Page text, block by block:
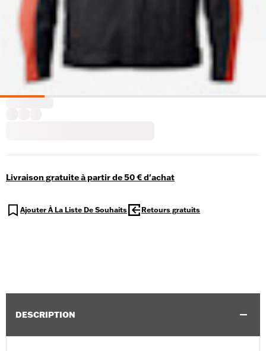
Livraison gratuite à partir de 50 € d'achat
Ajouter À La Liste De Souhaits Retours gratuits
DESCRIPTION